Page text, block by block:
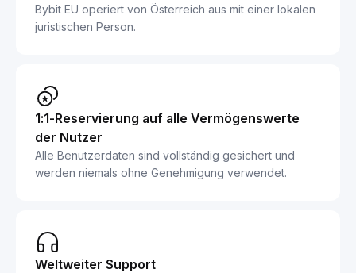
Bybit EU operiert von Österreich aus mit einer lokalen
juristischen Person.
1:1-Reservierung auf alle Vermögenswerte
der Nutzer
Alle Benutzerdaten sind vollständig gesichert und
werden niemals ohne Genehmigung verwendet.
Weltweiter Support